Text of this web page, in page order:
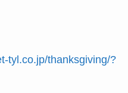
tyl.co.jp/thanksgiving/?